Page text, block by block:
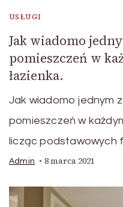
USŁUGI
Jak wiadomo
pomieszczeń w
łazienka.
Jak wiadomo jednym
pomieszczeń w
licząc podstawowych
Admin 8 marca 2021